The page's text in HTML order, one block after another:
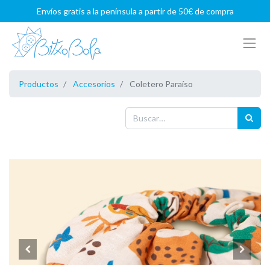
Envíos gratis a la península a partir de 50€ de compra
Productos Accesorios Coletero Paraíso